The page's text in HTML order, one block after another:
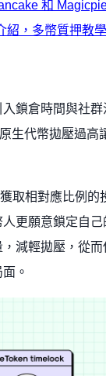
和
紹，多幣質押教學
鎖倉時間與社群
生代幣拋壓過高
取相對應比例的
更願意鎖定自己
減輕拋壓，從而
。